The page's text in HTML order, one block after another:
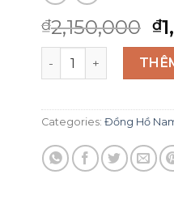
₫2,150,000 ₫
MTP-1374L-1A
Categories: Đồng Hồ